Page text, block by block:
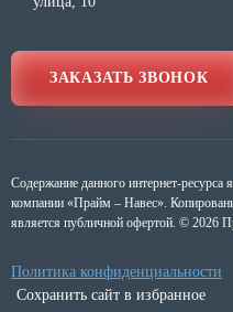
ЗАКАЗАТЬ ЗВОНОК
Содержание данного интернет-ресурса
компании «Прайм – Навес».
является публичной офертой. © 2026
Политика конфиденциальности
Сохранить сайт в избранное